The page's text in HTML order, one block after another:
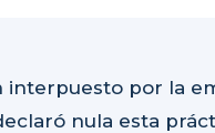
interpuesto por la
nula esta